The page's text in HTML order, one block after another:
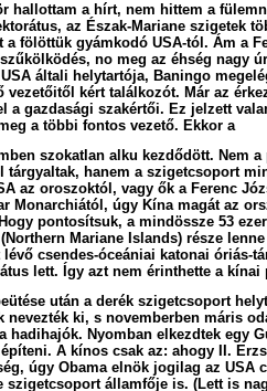
hallottam a hírt, nem hittem a
az Észak-Mariane szigetek
a fölöttük gyámkodó USA-tól. Ám a
no meg az éhség nagy
általi helytartója, Baningo
vezetőitől kért találkozót. Már az
a gazdasági szakértői. Ez jelzett
a többi fontos vezető. Ekkor a
szokatlan alku kezdődött. Nem a
tárgyaltak, hanem a szigetcsoport
az oroszoktól, vagy ők a Ferenc
Monarchiától, úgy Kína magát az
pontosítsuk, a mindössze 53
Mariane Islands) része
csendes-óceániai katonai óriás-
lett. Így azt nem érinthette a kínai
után a derék szigetcsoport
nevezték ki, s novemberben máris
hadihajók. Nyomban elkezdtek egy
A kínos csak az: ahogy II.
úgy Obama elnök jogilag az USA
szigetcsoport államfője is. (Lett is